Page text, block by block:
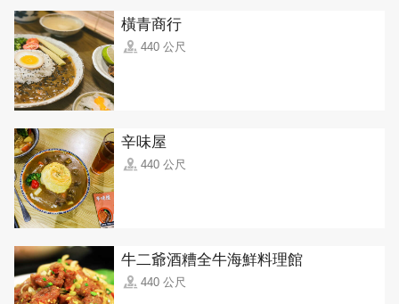
橫青商行
440 公尺
辛味屋
440 公尺
牛二爺酒糟全牛海鮮料理館
440 公尺